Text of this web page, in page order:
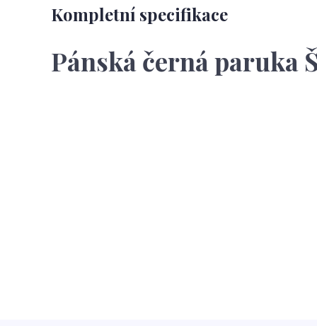
Kompletní specifikace
Pánská černá paruka